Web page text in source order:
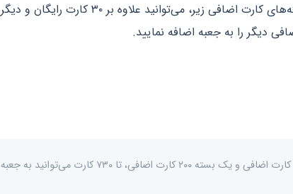
با خرید بسته‌های کارت اضافی زیر، می‌توانید علاوه بر ۳۰ کارت رایگان و دیگر
دیگر را به جعبه اضافه نمایید.
برای مثال با خرید یک بسته ۵۰۰ کارت اضافی و یک بسته ۲۰۰ کارت اضافی، تا ۷۳۰ کارت می‌‌توانید به جعبه